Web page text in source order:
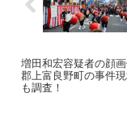
増田和宏容疑者の顔
郡上富良野町の事件
も調査！